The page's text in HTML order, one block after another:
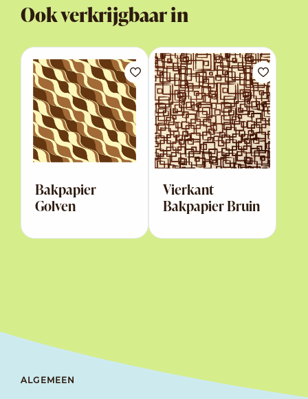
Ook verkrijgbaar in
Bakpapier
Golven
Vierkant
Bakpapier Bruin
ALGEMEEN